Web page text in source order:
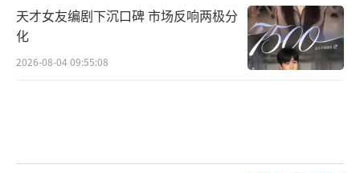
天才女友编剧下沉口碑 市场反响两极分
化
2026-08-04 09:55:08